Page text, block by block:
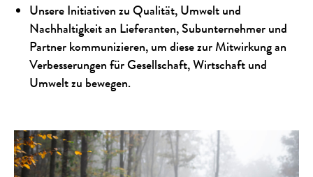
Unsere Initiativen zu Qualität, Umwelt und
Nachhaltigkeit an Lieferanten, Subunternehmer und
Partner kommunizieren, um diese zur Mitwirkung an
Verbesserungen für Gesellschaft, Wirtschaft und
Umwelt zu bewegen.